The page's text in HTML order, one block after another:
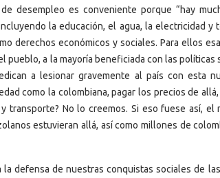
desempleo es conveniente porque “hay
la educación, el agua, la electricidad y
derechos económicos y sociales. Para ellos
pueblo, a la mayoría beneficiada con las
a lesionar gravemente al país con esta
como la colombiana, pagar los precios de
transporte? No lo creemos. Si eso fuese así, el
estuvieran allá, así como millones de
defensa de nuestras conquistas sociales de